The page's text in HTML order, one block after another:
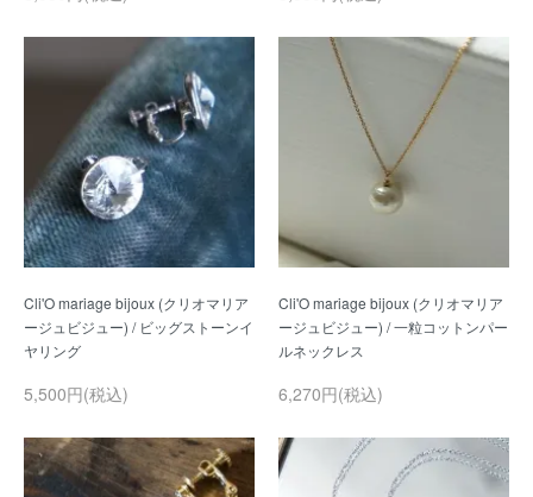
Cli'O mariage bijoux (クリオマリア
ージュビジュー) / ビッグストーンイ
5,500円(税込)
Cli'O mariage bijoux (クリオマリア
ージュビジュー) / 一粒コットンパー
6,270円(税込)